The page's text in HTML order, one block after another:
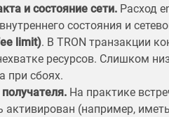
и состояние сети. Расход
состояния и
limit). В TRON транзакции
ресурсов. Слишком
при сбоях.
На практике
активирован (например,